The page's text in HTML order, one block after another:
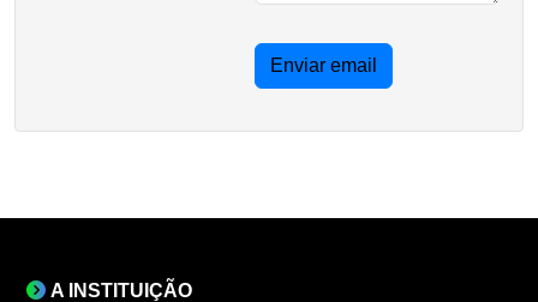
Enviar email
A INSTITUIÇÃO